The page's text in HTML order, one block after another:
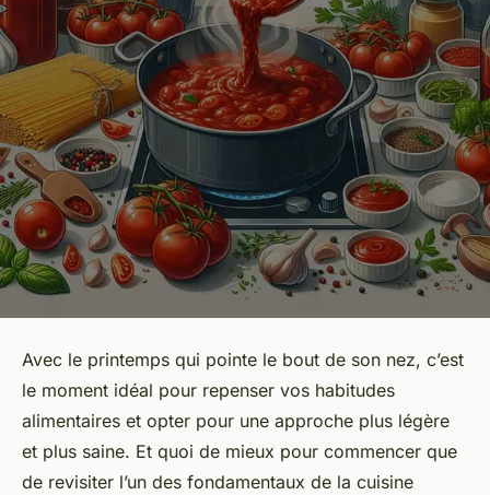
Avec le printemps qui pointe le bout de son nez, c’est
le moment idéal pour repenser vos habitudes
alimentaires et opter pour une approche plus légère
et plus saine. Et quoi de mieux pour commencer que
de revisiter l’un des fondamentaux de la cuisine